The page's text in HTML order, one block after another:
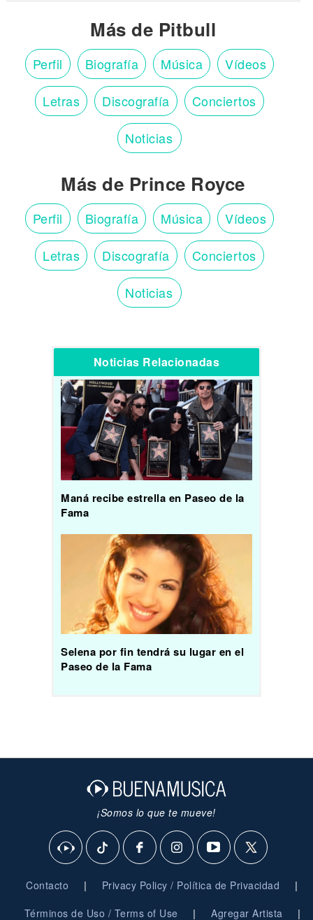
Más de Pitbull
Perfil Biografía Música Vídeos
Letras Discografía Conciertos
Noticias
Más de Prince Royce
Perfil Biografía Música Vídeos
Letras Discografía Conciertos
Noticias
Noticias Relacionadas
Maná recibe estrella en Paseo de la
Fama
Selena por fin tendrá su lugar en el
Paseo de la Fama
¡Somos lo que te mueve!
Contacto | Privacy Policy / Política de Privacidad |
Términos de Uso / Terms of Use | Agregar Artista |